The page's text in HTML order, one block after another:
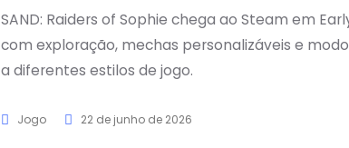
SAND: Raiders of Sophie chega ao Steam em
com exploração, mechas personalizáveis e
a diferentes estilos de jogo.
Jogo 22 de junho de 2026